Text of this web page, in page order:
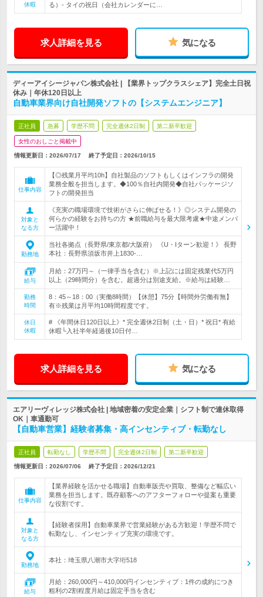
休暇
る）- タイの祝日（会社カレンダーに…
求人詳細を見る 気になる
ディーアイシージャパン株式会社 | 【業界トップクラスシェア】完全土日祝
休み｜年休120日以上
自動車業界向け自社開発ソフトの【システムエンジニア】
正社員 急募 学歴不問 完全週休2日制 第二新卒歓迎
女性のおしごと掲載中
情報更新日：2026/07/17 終了予定日： 2026/10/15
仕事内容
【◎残業月平均10h】自社製品のソフトもしくはインフラの開発
業務全般を担当します。◆100％自社内開発◆自社パッケージソ
フトの開発担当
対象と
なる方
《充実の職場環境で技術がさらに伸ばせる！》◎システム開発の
何らかの経験をお持ちの方 ★前職給与を最大限考慮★中途メンバ
ー活躍中！
勤務地
当社各拠点（長野県/東京都/大阪府） 《U・Iターン歓迎！》 長野
本社：長野県須坂市井上1830-…
給与
月給：27万円～（一律手当を含む）※上記には固定残業代5万円
以上（29時間分）を含む。超過分は別途支給。※給与は経験…
勤務
時間
8：45～18：00（実働8時間）【休憩】75分【時間外労働有無】
有※残業は月平均10時間程度です。
休日
休暇
# 《年間休日120日以上》* 完全週休2日制（土・日）* 祝日* 有給
休暇└入社半年経過後10日付…
求人詳細を見る 気になる
エアリーヴィレッジ株式会社 | 地域密着の安定企業｜シフト制で連休取得
OK｜車通勤可
【自動車営業】経験者募集・高インセンティブ・転勤なし
正社員 転勤なし 学歴不問 完全週休2日制 第二新卒歓迎
情報更新日：2026/07/06 終了予定日： 2026/12/21
仕事内容
【業界経験を活かせる職場】自動車販売や買取、整備など幅広い
業務を担当します。既存顧客へのアフターフォローや提案も重要
な役割です。
対象と
なる方
【経験者採用】自動車業界で営業経験がある方歓迎！学歴不問で
転勤なし、インセンティブ充実の環境です。
勤務地
本社：埼玉県八潮市大字垳518
給与
月給：260,000円～410,000円インセンティブ：1件の成約につき
粗利の2割程度月給は固定手当を含む